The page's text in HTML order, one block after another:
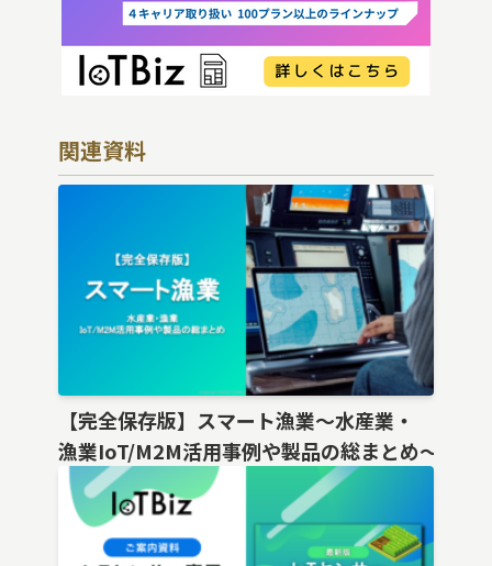
関連資料
【完全保存版】スマート漁業〜水産業・
漁業IoT/M2M活用事例や製品の総まとめ〜